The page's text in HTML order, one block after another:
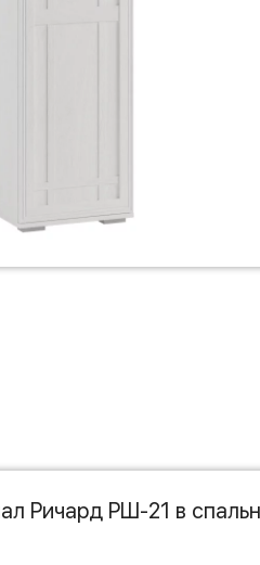
Ричард РШ-21 в